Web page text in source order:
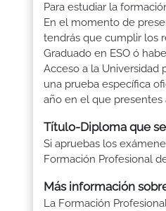
Para estudiar la
En el momento de
tendrás que cumplir los
Graduado en ESO ó
Acceso a la Universidad
una prueba específica
año en el que presentes
Título-Diploma que
Si apruebas los
Formación Profesional
Más información
La Formación